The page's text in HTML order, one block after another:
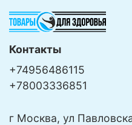
Контакты
+74956486115
+78003336851
г Москва, ул